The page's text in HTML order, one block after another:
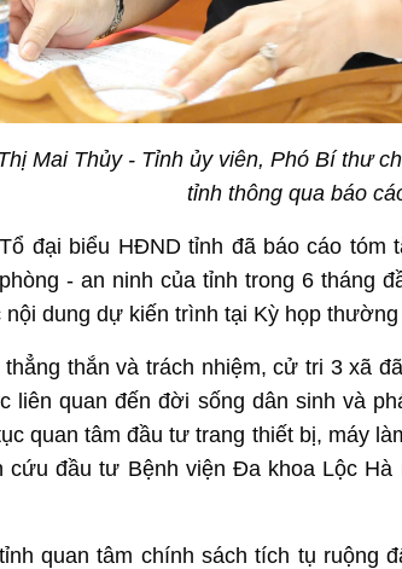
Mai Thủy - Tỉnh ủy viên, Phó Bí thư
tỉnh thông qua báo
đại biểu HĐND tỉnh đã báo cáo tóm
- an ninh của tỉnh trong 6 tháng
nội dung dự kiến trình tại Kỳ họp
thắn và trách nhiệm, cử tri 3 xã
liên quan đến đời sống dân sinh và
quan tâm đầu tư trang thiết bị, máy
cứu đầu tư Bệnh viện Đa khoa Lộc
quan tâm chính sách tích tụ ruộng